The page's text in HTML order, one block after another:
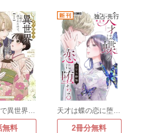
巻き添えで異世界に喚び出されたので、世界観無視して和菓子作ります
無料
天才は蝶の恋に堕ちる【マイクロ】
2冊分無料